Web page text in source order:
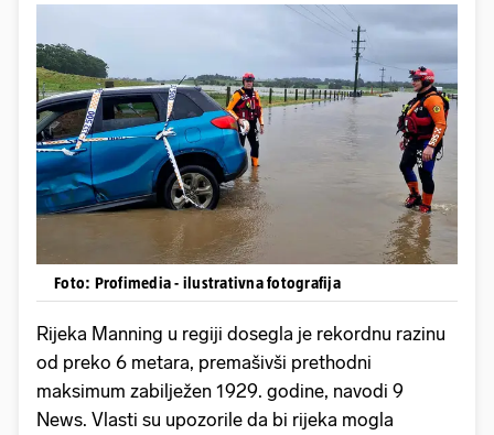
Foto: Profimedia - ilustrativna fotografija
Rijeka Manning u regiji dosegla je rekordnu razinu
od preko 6 metara, premašivši prethodni
maksimum zabilježen 1929. godine, navodi 9
News. Vlasti su upozorile da bi rijeka mogla